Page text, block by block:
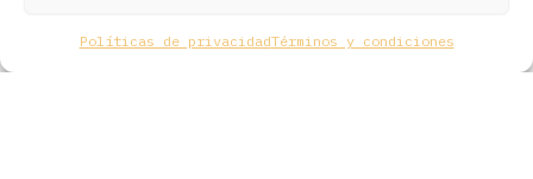
Políticas de privacidadTérminos y condiciones